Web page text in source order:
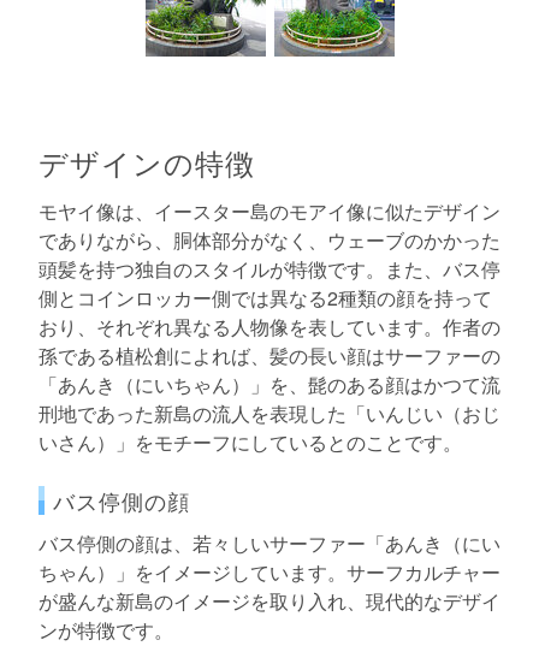
デザインの特徴
モヤイ像は、イースター島のモアイ像に似たデザイン
でありながら、胴体部分がなく、ウェーブのかかった
頭髪を持つ独自のスタイルが特徴です。また、バス停
側とコインロッカー側では異なる2種類の顔を持って
おり、それぞれ異なる人物像を表しています。作者の
孫である植松創によれば、髪の長い顔はサーファーの
「あんき（にいちゃん）」を、髭のある顔はかつて流
刑地であった新島の流人を表現した「いんじい（おじ
いさん）」をモチーフにしているとのことです。
バス停側の顔
バス停側の顔は、若々しいサーファー「あんき（にい
ちゃん）」をイメージしています。サーフカルチャー
が盛んな新島のイメージを取り入れ、現代的なデザイ
ンが特徴です。